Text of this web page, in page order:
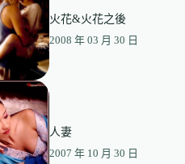
火花&火花之後
2008 年 03 月 30 日
人妻
2007 年 10 月 30 日